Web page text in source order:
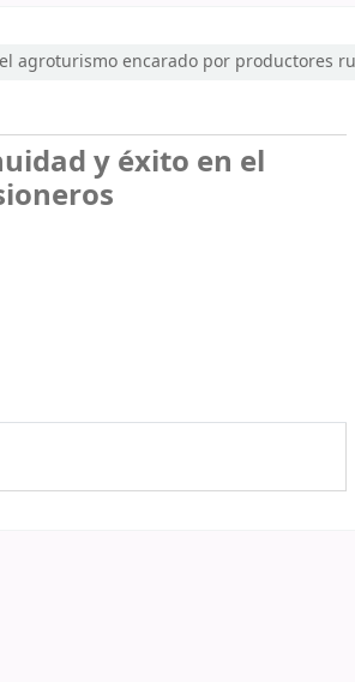
agroturismo encarado por productores
y éxito en el